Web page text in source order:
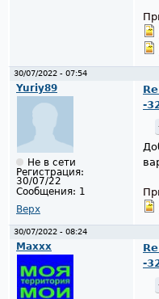
30/07/2022 - 07:54
Yuriy89
Не в сети
Регистрация:
30/07/22
Сообщения: 1
Верх
-
30/07/2022 - 08:24
Maxxx
-